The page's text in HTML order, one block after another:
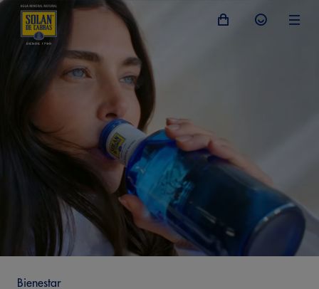
Bienestar